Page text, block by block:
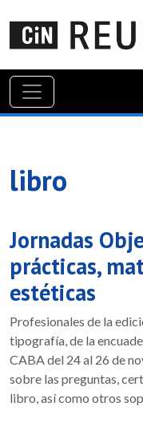
libro
Jornadas
prácticas,
estéticas
Profesionales de la
tipografía, de la
CABA del 24 al 26 de
sobre las preguntas,
libro, así como otros